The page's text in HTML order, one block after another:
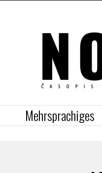
Mehrsprachiges